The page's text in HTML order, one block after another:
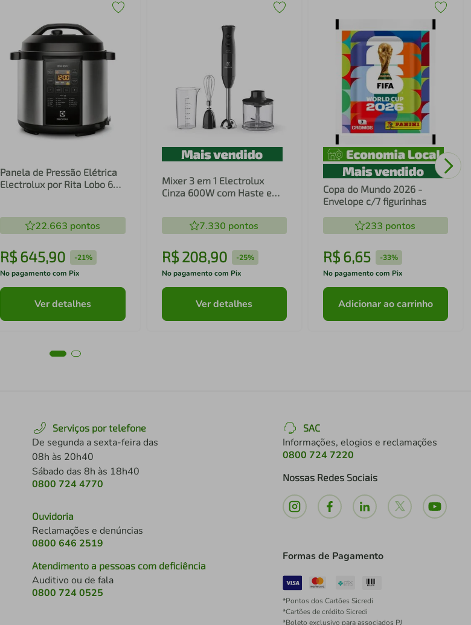
Panela de Pressão Elétrica
Electrolux por Rita Lobo 6L
22.663 pontos
R$645,90 -21%
No pagamento com Pix
Ver detalhes
Mixer 3 em 1 Electrolux
Cinza 600W com Haste em
(EIB20)
7.330 pontos
R$ 208,90 -25%
No pagamento com Pix
Ver detalhes
Copa do Mundo 2026 -
Envelope c/7 figurinhas
233 pontos
R$ 6,65 -33%
No pagamento com Pix
Adicionar ao carrinho
Serviços por telefone
De segunda a sexta-feira das
08h às 20h40
Sábado das 8h às 18h40
0800 724 4770
Ouvidoria
Reclamações e denúncias
0800 646 2519
Atendimento a pessoas com deficiência
Auditivo ou de fala
0800 724 0525
SAC
Informações, elogios e reclamações
0800 724 7220
Nossas Redes Sociais
Formas de Pagamento
*Pontos dos Cartões Sicredi
*Cartões de crédito Sicredi
*Boleto exclusivo para associados PJ